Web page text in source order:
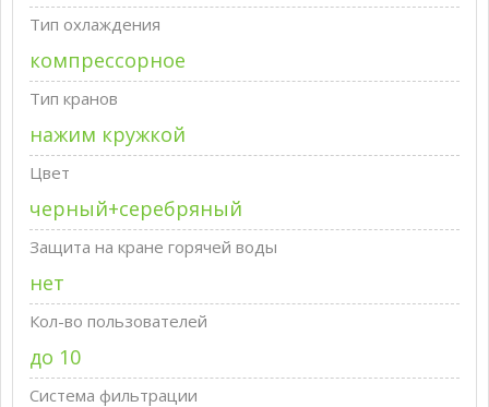
Тип охлаждения
компрессорное
Тип кранов
нажим кружкой
Цвет
черный+серебряный
Защита на кране горячей воды
нет
Кол-во пользователей
до 10
Система фильтрации